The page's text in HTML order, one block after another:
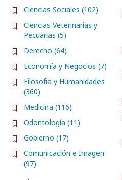
Ciencias Sociales (102)
Ciencias Veterinarias y
Pecuarias (5)
Derecho (64)
Economía y Negocios (7)
Filosofía y Humanidades
(360)
Medicina (116)
Odontología (11)
Gobierno (17)
Comunicación e Imagen
(97)